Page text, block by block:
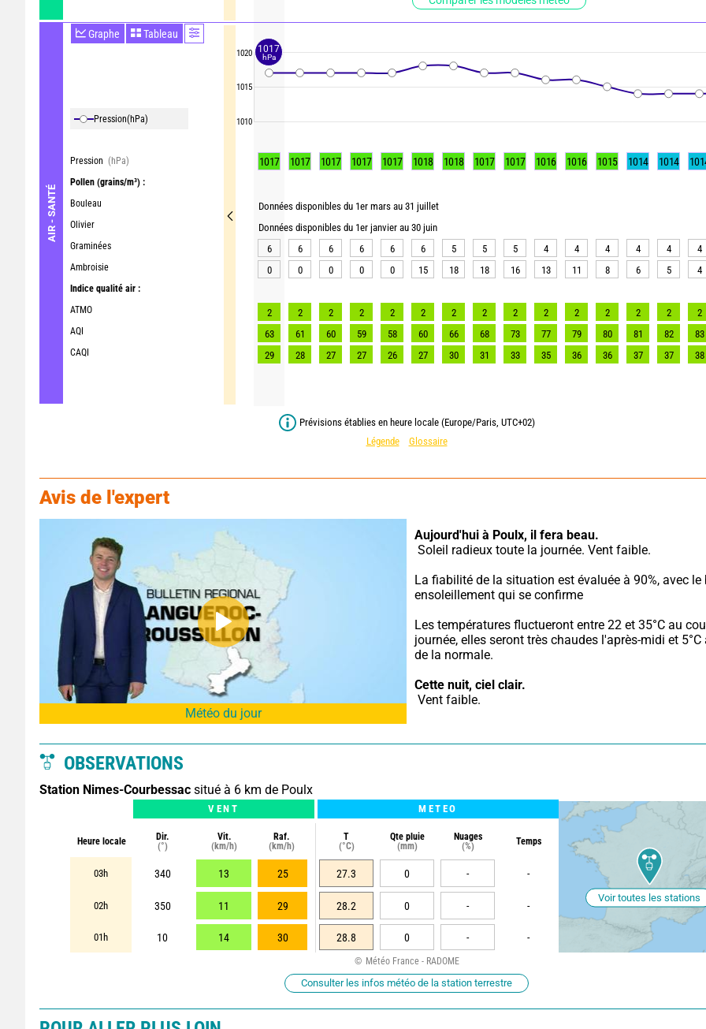
AIR - SANTÉ
Graphe Tableau
Pression(hPa)
Pression (hPa)
Pollen (grains/m³) :
Bouleau
Olivier
Graminées
Ambroisie
Indice qualité air :
ATMO
AQI
CAQI
1020
1015
1010
1017 1017 1017 1017 1017 1018 1018 1017 1017 1016 1016 1015 1014 1014
Données disponibles du 1er mars au 31 juillet
Données disponibles du 1er janvier au 30 juin
6
6 6 6 6 6 5 5 5 4 4 4 4 4 4
0
0 0 0 0 15 18 18 16 13 11 8 6 5 4
2 2 2 2 2 2 2 2 2 2 2 2 2 2 2
63
61 60 59 58 60 66 68 73 77 79 80 81 82 83
29
28 27 27 26 27 30 31 33 35 36 36 37 37 38
Prévisions établies en heure locale (Europe/Paris, UTC+02)
Légende
Glossaire
Avis de l'expert
Météo du jour
Aujourd'hui à Poulx, il fera beau.
Soleil radieux toute la journée. Vent faible.
La fiabilité de la situation est évaluée à 90%, avec le
ensoleillement qui se confirme
Les températures fluctueront entre 22 et 35°C au
journée, elles seront très chaudes l'après-midi et 5°C
de la normale.
Cette nuit, ciel clair.
Vent faible.
OBSERVATIONS
Station Nimes-Courbessac situé à 6 km de Poulx
VENT METEO
Heure locale
Dir.
(°)
Vit.
(km/h)
Raf.
(km/h)
T
(°C)
Qte pluie
(mm)
Nuages
(%)
Temps
03h 340 13 25 27.3 0 - -
02h 350 11 29 28.2 0 - -
01h 10 14 30 28.8 0 - -
Voir toutes les stations
Météo France - RADOME
Consulter les infos météo de la station terrestre
1017
hPa